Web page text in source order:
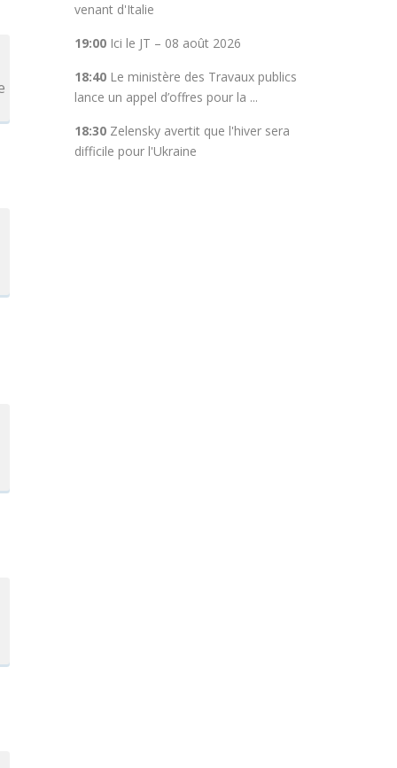
venant d'Italie
19:00Ici le JT – 08 août 2026
18:40Le ministère des Travaux publics
lance un appel d’offres pour la ...
18:30Zelensky avertit que l'hiver sera
difficile pour l'Ukraine